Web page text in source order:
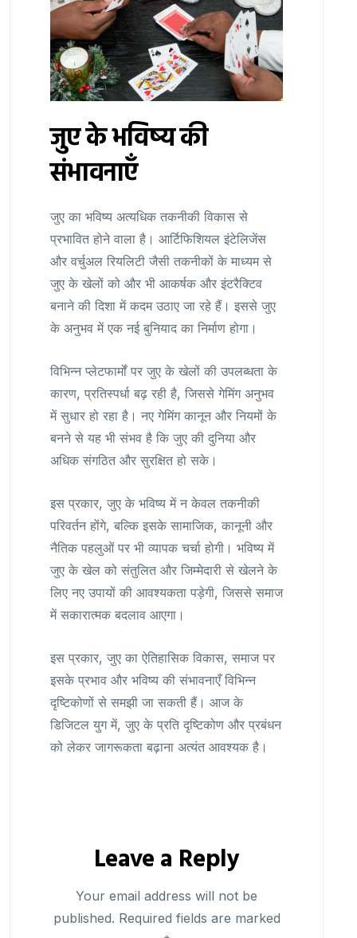
जुए के भविष्य की
संभावनाएँ
जुए का भविष्य अत्यधिक तकनीकी विकास से
प्रभावित होने वाला है। आर्टिफिशियल इंटेलिजेंस
और वर्चुअल रियलिटी जैसी तकनीकों के माध्यम से
जुए के खेलों को और भी आकर्षक और इंटरैक्टिव
बनाने की दिशा में कदम उठाए जा रहे हैं। इससे जुए
के अनुभव में एक नई बुनियाद का निर्माण होगा।
विभिन्न प्लेटफार्मों पर जुए के खेलों की उपलब्धता के
कारण, प्रतिस्पर्धा बढ़ रही है, जिससे गेमिंग अनुभव
में सुधार हो रहा है। नए गेमिंग कानून और नियमों के
बनने से यह भी संभव है कि जुए की दुनिया और
अधिक संगठित और सुरक्षित हो सके।
इस प्रकार, जुए के भविष्य में न केवल तकनीकी
परिवर्तन होंगे, बल्कि इसके सामाजिक, कानूनी और
नैतिक पहलुओं पर भी व्यापक चर्चा होगी। भविष्य में
जुए के खेल को संतुलित और जिम्मेदारी से खेलने के
लिए नए उपायों की आवश्यकता पड़ेगी, जिससे समाज
में सकारात्मक बदलाव आएगा।
इस प्रकार, जुए का ऐतिहासिक विकास, समाज पर
इसके प्रभाव और भविष्य की संभावनाएँ विभिन्न
दृष्टिकोणों से समझी जा सकती हैं। आज के
डिजिटल युग में, जुए के प्रति दृष्टिकोण और प्रबंधन
को लेकर जागरूकता बढ़ाना अत्यंत आवश्यक है।
Leave a Reply
Your email address will not be
published. Required fields are marked